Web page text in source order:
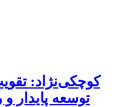
کوچکی‌نژاد:
توسعه پایدار